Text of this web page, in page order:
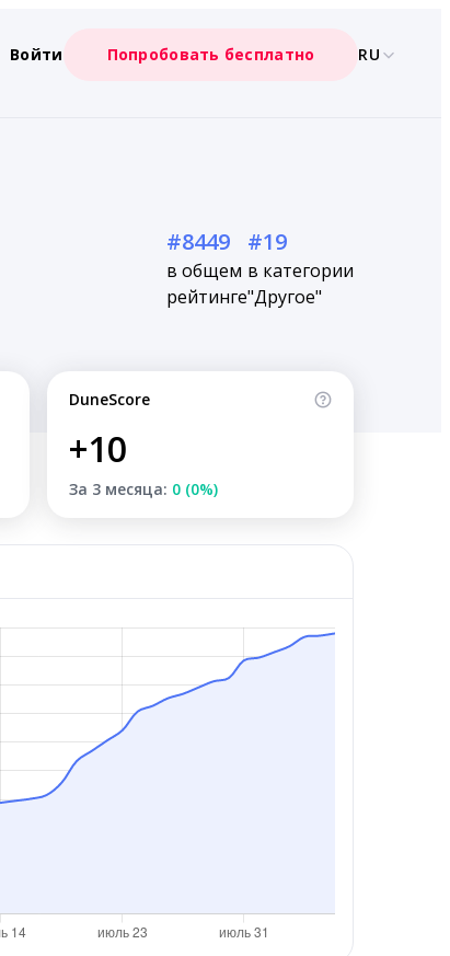
Войти Попробовать бесплатно RU
#8449
в общем
рейтинге
#19
в категории
"Другое"
DuneScore
+10
За 3 месяца: 0 (0%)